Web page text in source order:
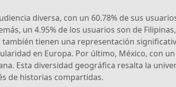
diversa, con un 60.78% de sus
un 4.95% de los usuarios son de
tienen una representación
en Europa. Por último, México, con
Esta diversidad geográfica resalta la
de historias compartidas.